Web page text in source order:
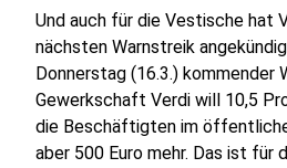
Und auch für die Vestische hat
nächsten Warnstreik
Donnerstag (16.3.) kommender
Gewerkschaft Verdi will 10,5
die Beschäftigten im
aber 500 Euro mehr. Das ist für